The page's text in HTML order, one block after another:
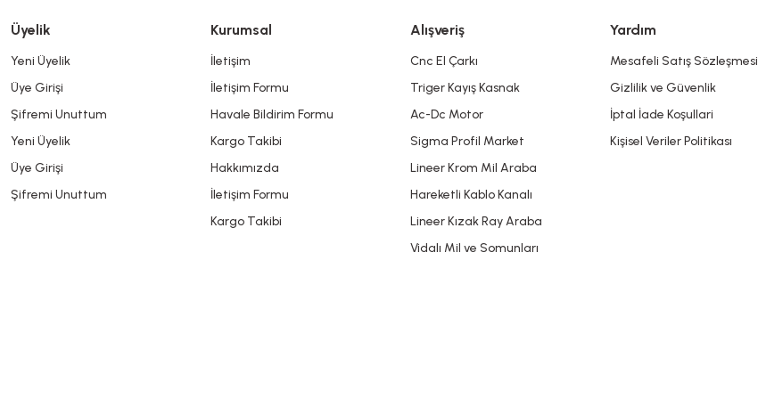
Üyelik
Yeni Üyelik
Üye Girişi
Şifremi Unuttum
Yeni Üyelik
Üye Girişi
Şifremi Unuttum
Kurumsal
İletişim
İletişim Formu
Havale Bildirim Formu
Kargo Takibi
Hakkımızda
İletişim Formu
Kargo Takibi
Alışveriş
Cnc El Çarkı
Triger Kayış Kasnak
Ac-Dc Motor
Sigma Profil Market
Lineer Krom Mil Araba
Hareketli Kablo Kanalı
Lineer Kızak Ray Araba
Vidalı Mil ve Somunları
Yardım
Mesafeli Satış Sözleşmesi
Gizlilik ve Güvenlik
İptal İade Koşullari
Kişisel Veriler Politikası